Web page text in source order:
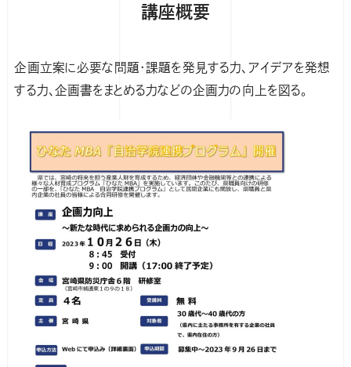
講座概要
企画立案に必要な問題・課題を発見する力、アイデアを発想
する力、企画書をまとめる力などの企画力の向上を図る。